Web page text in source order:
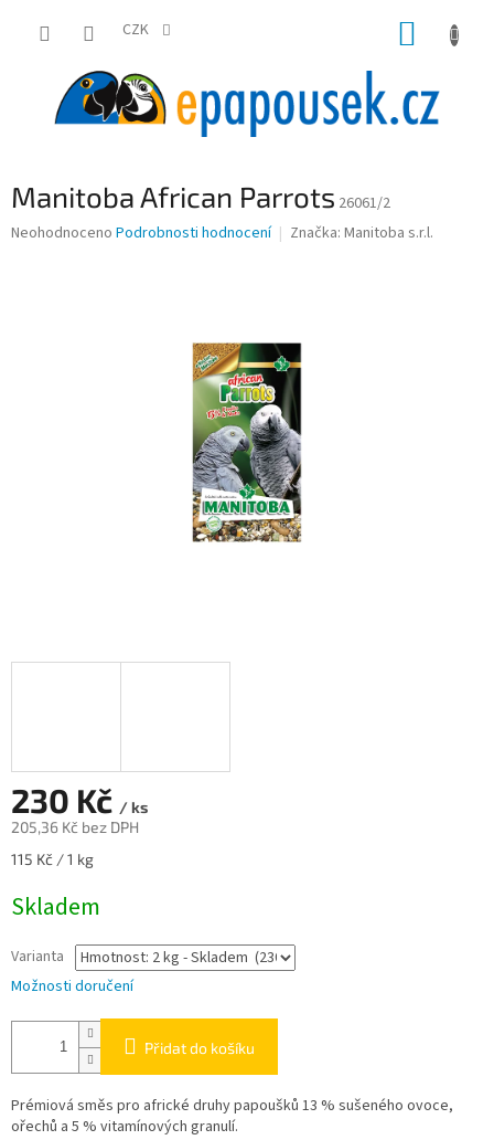
CZK
Manitoba African Parrots 26061/2
Průměrné
Neohodnoceno Podrobnosti hodnocení Značka: Manitoba s.r.l.
230 Kč / ks
205,36 Kč bez DPH
Měrná
115 Kč / 1 kg
Skladem
Varianta
Možnosti doručení
Přidat do košíku
Prémiová směs pro africké druhy papoušků 13 % sušeného ovoce,
ořechů a 5 % vitamínových granulí.